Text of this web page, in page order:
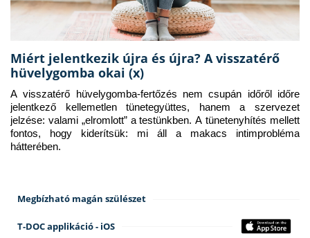
Miért jelentkezik újra és újra? A visszatérő
hüvelygomba okai (x)
A visszatérő hüvelygomba-fertőzés nem csupán időről időre
jelentkező kellemetlen tünetegyüttes, hanem a szervezet
jelzése: valami „elromlott” a testünkben. A tünetenyhítés mellett
fontos, hogy kiderítsük: mi áll a makacs intimprobléma
hátterében.
Megbízható magán szülészet
T-DOC applikáció - iOS